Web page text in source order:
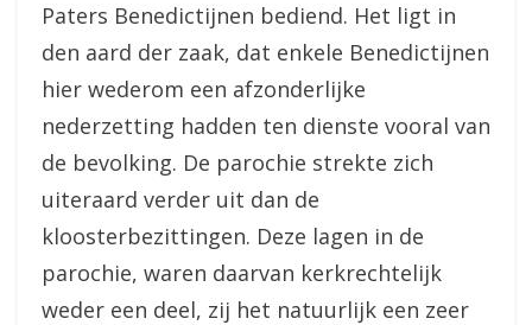
Paters Benedictijnen bediend. Het ligt in
den aard der zaak, dat enkele Benedictijnen
hier wederom een afzonderlijke
nederzetting hadden ten dienste vooral van
de bevolking. De parochie strekte zich
uiteraard verder uit dan de
kloosterbezittingen. Deze lagen in de
parochie, waren daarvan kerkrechtelijk
weder een deel, zij het natuurlijk een zeer